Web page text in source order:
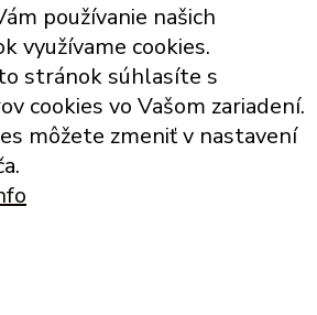
používanie našich
využívame cookies.
stránok súhlasíte s
cookies vo Vašom zariadení.
môžete zmeniť v nastavení